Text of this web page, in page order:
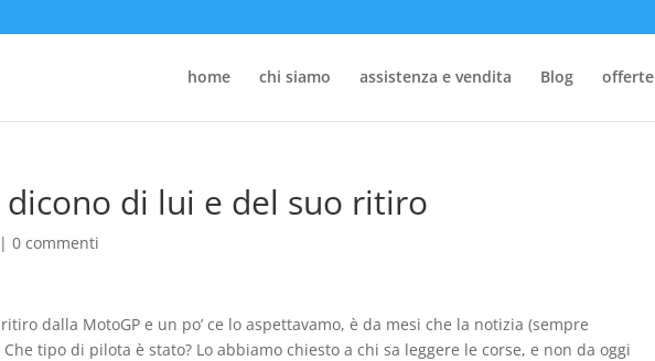
home chi siamo assistenza e vendita Blog offerte
dicono di lui e del suo ritiro
|0 commenti
dalla MotoGP e un po’ ce lo aspettavamo, è da mesi che la notizia (sempre
tipo di pilota è stato? Lo abbiamo chiesto a chi sa leggere le corse, e non da oggi